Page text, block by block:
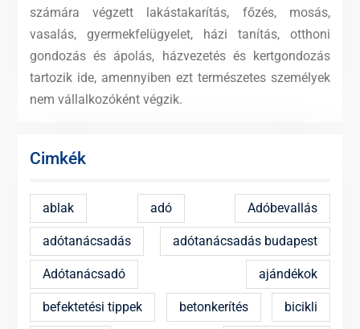
számára végzett lakástakarítás, főzés, mosás,
vasalás, gyermekfelügyelet, házi tanítás, otthoni
gondozás és ápolás, házvezetés és kertgondozás
tartozik ide, amennyiben ezt természetes személyek
nem vállalkozóként végzik.
Cimkék
ablak adó Adóbevallás
adótanácsadás adótanácsadás budapest
Adótanácsadó ajándékok
befektetési tippek betonkerítés bicikli